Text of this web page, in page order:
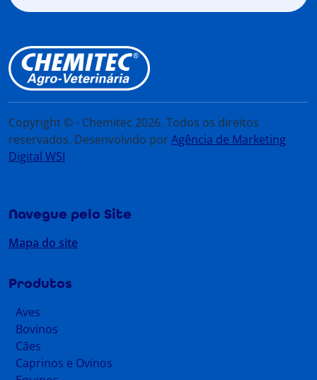
Copyright © - Chemitec 2026. Todos os direitos
reservados. Desenvolvido porAgência de Marketing
Digital WSI
Navegue pelo Site
Mapa do site
Produtos
Aves
Bovinos
Cães
Caprinos e Ovinos